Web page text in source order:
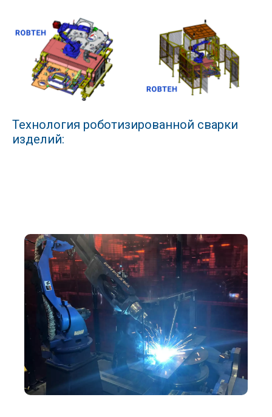
Технология роботизированной сварки
изделий: